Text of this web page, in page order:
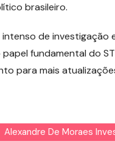
brasileiro.
de investigação
fundamental do
para mais
Alexandre De Moraes